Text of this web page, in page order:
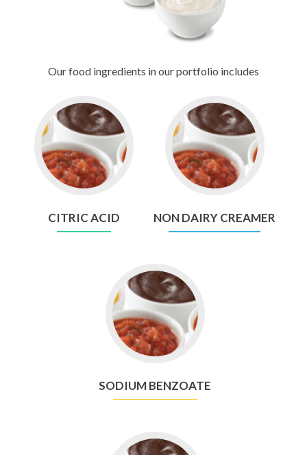
Our food ingredients in our portfolio includes
Go
to
Citric
Acid
CITRIC ACID
Go
to
Non
Dairy
Creamer
NON DAIRY CREAMER
Go
to
Sodium
Benzoate
SODIUM BENZOATE
Go